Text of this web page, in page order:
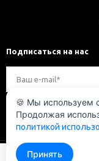
Подписаться на нас
Мы в соц. сетях
🍪 Мы используем
Продолжая
политикой
Принять